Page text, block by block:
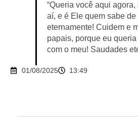
“Queria você aqui
aí, e é Ele quem sabe de
eternamente! Cuidem e
papais, porque eu
com o meu! Saudades
01/08/2025 13:49